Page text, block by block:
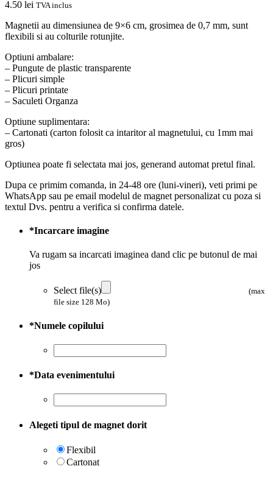
4.50 lei TVA inclus
Magnetii au dimensiunea de 9×6 cm, grosimea de 0,7 mm, sunt
flexibili si au colturile rotunjite.
Optiuni ambalare:
– Pungute de plastic transparente
– Plicuri simple
– Plicuri printate
– Saculeti Organza
Optiune suplimentara:
– Cartonati (carton folosit ca intaritor al magnetului, cu 1mm mai
gros)
Optiunea poate fi selectata mai jos, generand automat pretul final.
Dupa ce primim comanda, in 24-48 ore (luni-vineri), veti primi pe
WhatsApp sau pe email modelul de magnet personalizat cu poza si
textul Dvs. pentru a verifica si confirma datele.
*Incarcare imagine
Va rugam sa incarcati imaginea dand clic pe butonul de mai
jos
Select file(s)
(max
file size 128 Mo)
*Numele copilului
*Data evenimentului
Alegeti tipul de magnet dorit
Flexibil
Cartonat